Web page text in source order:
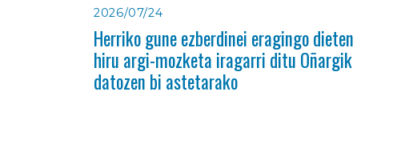
2026/07/24
Herriko gune ezberdinei eragingo dieten
hiru argi-mozketa iragarri ditu Oñargik
datozen bi astetarako